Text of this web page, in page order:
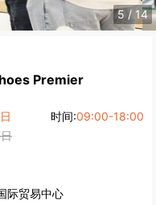
5 / 14
Premier
时间:09:00-18:00
际贸易中心